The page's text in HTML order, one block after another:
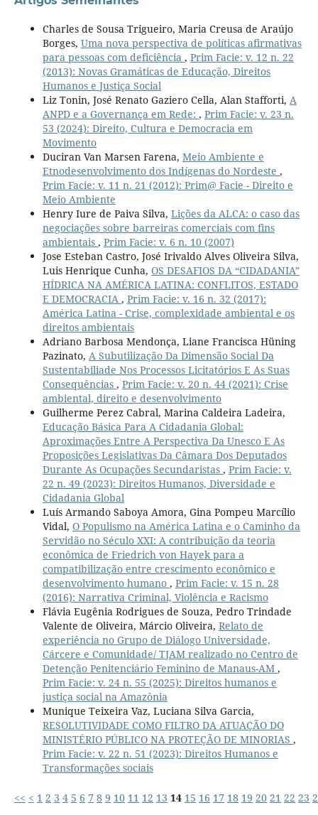
Charles de Sousa Trigueiro, Maria Creusa de Araújo
Borges, Uma nova perspectiva de políticas afirmativas
para pessoas com deficiência , Prim Facie: v. 12 n. 22
(2013): Novas Gramáticas de Educação, Direitos
Humanos e Justiça Social
Liz Tonin, José Renato Gaziero Cella, Alan Stafforti, A
ANPD e a Governança em Rede: , Prim Facie: v. 23 n.
53 (2024): Direito, Cultura e Democracia em
Movimento
Duciran Van Marsen Farena, Meio Ambiente e
Etnodesenvolvimento dos Indígenas do Nordeste ,
Prim Facie: v. 11 n. 21 (2012): Prim@ Facie - Direito e
Meio Ambiente
Henry Iure de Paiva Silva, Lições da ALCA: o caso das
negociações sobre barreiras comerciais com fins
ambientais , Prim Facie: v. 6 n. 10 (2007)
Jose Esteban Castro, José Irivaldo Alves Oliveira Silva,
Luis Henrique Cunha, OS DESAFIOS DA “CIDADANIA”
HÍDRICA NA AMÉRICA LATINA: CONFLITOS, ESTADO
E DEMOCRACIA , Prim Facie: v. 16 n. 32 (2017):
América Latina - Crise, complexidade ambiental e os
direitos ambientais
Adriano Barbosa Mendonça, Liane Francisca Hüning
Pazinato, A Subutilização Da Dimensão Social Da
Sustentabiliade Nos Processos Licitatórios E As Suas
Consequências , Prim Facie: v. 20 n. 44 (2021): Crise
ambiental, direito e desenvolvimento
Guilherme Perez Cabral, Marina Caldeira Ladeira,
Educação Básica Para A Cidadania Global:
Aproximações Entre A Perspectiva Da Unesco E As
Proposições Legislativas Da Câmara Dos Deputados
Durante As Ocupações Secundaristas , Prim Facie: v.
22 n. 49 (2023): Direitos Humanos, Diversidade e
Cidadania Global
Luís Armando Saboya Amora, Gina Pompeu Marcílio
Vidal, O Populismo na América Latina e o Caminho da
Servidão no Século XXI: A contribuição da teoria
econômica de Friedrich von Hayek para a
compatibilização entre crescimento econômico e
desenvolvimento humano , Prim Facie: v. 15 n. 28
(2016): Narrativa Criminal, Violência e Racismo
Flávia Eugênia Rodrigues de Souza, Pedro Trindade
Valente de Oliveira, Márcio Oliveira, Relato de
experiência no Grupo de Diálogo Universidade,
Cárcere e Comunidade/ TJAM realizado no Centro de
Detenção Penitenciário Feminino de Manaus-AM ,
Prim Facie: v. 24 n. 55 (2025): Direitos humanos e
justiça social na Amazônia
Munique Teixeira Vaz, Luciana Silva Garcia,
RESOLUTIVIDADE COMO FILTRO DA ATUAÇÃO DO
MINISTÉRIO PÚBLICO NA PROTEÇÃO DE MINORIAS ,
Prim Facie: v. 22 n. 51 (2023): Direitos Humanos e
Transformações sociais
<< < 1 2 3 4 5 6 7 8 9 10 11 12 13 14 15 16 17 18 19 20 21 22 23